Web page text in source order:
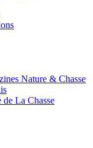
Nature & Chasse
La Chasse